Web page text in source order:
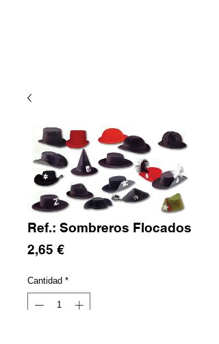
Ref.: Sombreros Flocados
2,65 €Precio
Cantidad *